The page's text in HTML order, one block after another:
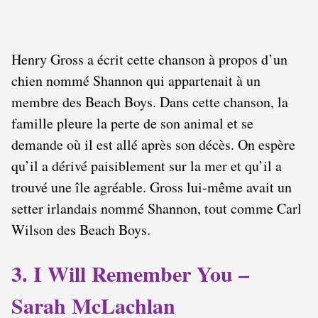
Henry Gross a écrit cette chanson à propos d’un
chien nommé Shannon qui appartenait à un
membre des Beach Boys. Dans cette chanson, la
famille pleure la perte de son animal et se
demande où il est allé après son décès. On espère
qu’il a dérivé paisiblement sur la mer et qu’il a
trouvé une île agréable. Gross lui-même avait un
setter irlandais nommé Shannon, tout comme Carl
Wilson des Beach Boys.
3. I Will Remember You –
Sarah McLachlan